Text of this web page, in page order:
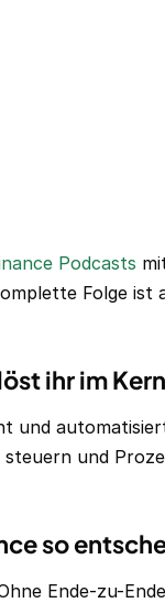
Podcasts
Folge ist
ihr im
und
und
so
Ende-zu-